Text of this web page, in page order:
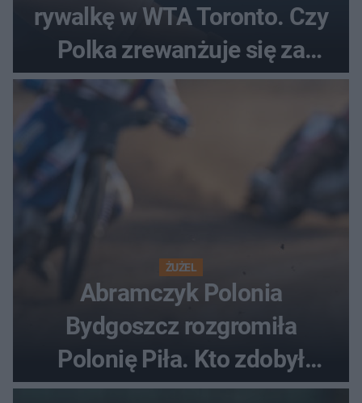
rywalkę w WTA Toronto. Czy
Polka zrewanżuje się za
ostatnią porażkę?
ŻUŻEL
Abramczyk Polonia
Bydgoszcz rozgromiła
Polonię Piła. Kto zdobył
najwięcej punktów?